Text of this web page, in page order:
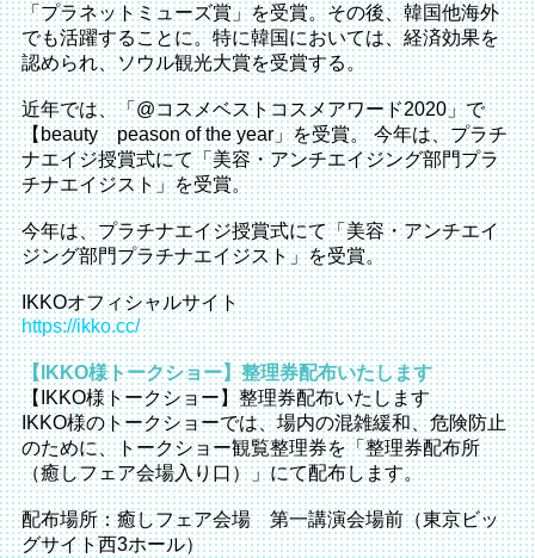
「プラネットミューズ賞」を受賞。その後、韓国他海外
でも活躍することに。特に韓国においては、経済効果を
認められ、ソウル観光大賞を受賞する。
近年では、「@コスメベストコスメアワード2020」で
【beauty peason of the year」を受賞。 今年は、プラチ
ナエイジ授賞式にて「美容・アンチエイジング部門プラ
チナエイジスト」を受賞。
今年は、プラチナエイジ授賞式にて「美容・アンチエイ
ジング部門プラチナエイジスト」を受賞。
IKKOオフィシャルサイト
https://ikko.cc/
【IKKO様トークショー】整理券配布いたします
【IKKO様トークショー】整理券配布いたします
IKKO様のトークショーでは、場内の混雑緩和、危険防止
のために、トークショー観覧整理券を「整理券配布所
（癒しフェア会場入り口）」にて配布します。
配布場所：癒しフェア会場 第一講演会場前（東京ビッ
グサイト西3ホール）